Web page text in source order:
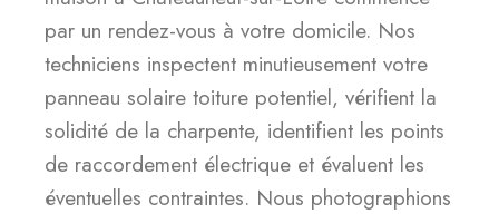
par un rendez-vous à votre domicile. Nos
techniciens inspectent minutieusement votre
panneau solaire toiture potentiel, vérifient la
solidité de la charpente, identifient les points
de raccordement électrique et évaluent les
éventuelles contraintes. Nous photographions